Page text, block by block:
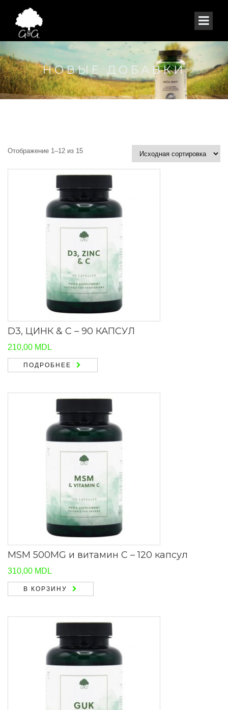
НОВЫЕ ДОБАВКИ
Отображение 1–12 из 15
D3, ЦИНК & C – 90 КАПСУЛ
210,00 MDL
ПОДРОБНЕЕ
MSM 500MG и витамин С – 120 капсул
310,00 MDL
В КОРЗИНУ